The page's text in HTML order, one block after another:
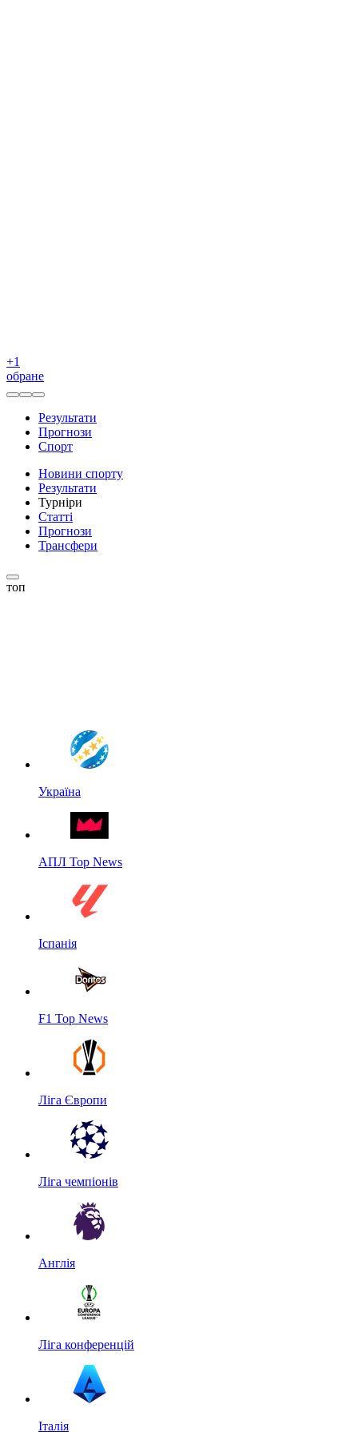
+1
обране
Результати
Прогнози
Спорт
Новини спорту
Результати
Турніри
Статті
Прогнози
Трансфери
топ
Україна
АПЛ Top News
Іспанія
F1 Top News
Ліга Європи
Ліга чемпіонів
Англія
Ліга конференцій
Італія